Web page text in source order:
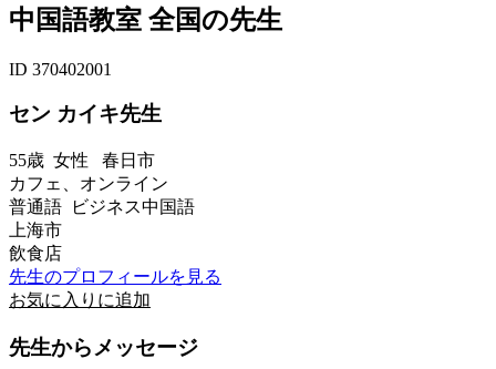
中国語教室 全国の先生
ID 370402001
セン カイキ先生
55歳 女性 春日市
カフェ、オンライン
普通語 ビジネス中国語
上海市
飲食店
先生のプロフィールを見る
お気に入りに追加
先生からメッセージ